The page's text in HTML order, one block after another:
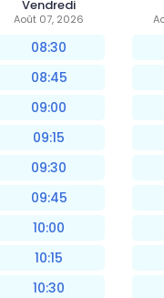
Vendredi
Août 07, 2026
08:30
08:45
09:00
09:15
09:30
09:45
10:00
10:15
10:30